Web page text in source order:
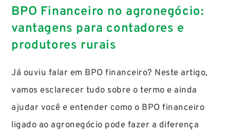
BPO Financeiro no agronegócio:
vantagens para contadores e
produtores rurais
Já ouviu falar em BPO financeiro? Neste artigo,
vamos esclarecer tudo sobre o termo e ainda
ajudar você e entender como o BPO financeiro
ligado ao agronegócio pode fazer a diferença